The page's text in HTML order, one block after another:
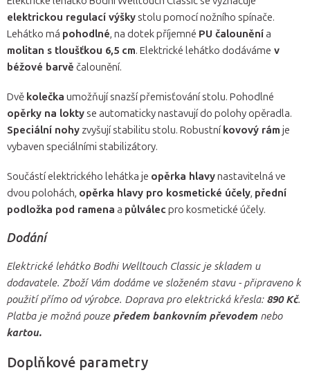
elektrickou regulací výškystolu pomocí nožního spínače.
Lehátko má pohodlné, na dotek příjemné PU čalouněnía
molitan s tloušťkou 6,5 cm. Elektrické lehátko dodáváme v
béžové barvě čalounění.
Dvě kolečka umožňují snazší přemisťování stolu. Pohodlné
opěrky na loktyse automaticky nastavují do polohy opěradla.
Speciální nohy zvyšují stabilitu stolu. Robustníkovový rám je
vybaven speciálními stabilizátory.
Součástí elektrického lehátka je opěrka hlavynastavitelná ve
dvou polohách, opěrka hlavy pro kosmetické účely, přední
podložka pod ramena a půlválec pro kosmetické účely.
Dodání
Elektrické lehátko Bodhi Welltouch Classic je skladem u
dodavatele. Zboží Vám dodáme ve složeném stavu - připraveno k
použití přímo od výrobce. Doprava pro elektrická křesla: 890 Kč.
Platba je možná pouze předem bankovním převodem nebo
kartou.
Doplňkové parametry